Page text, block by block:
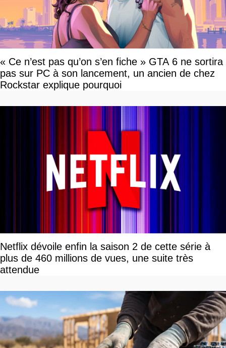
« Ce n’est pas qu’on s’en fiche » GTA 6 ne sortira
pas sur PC à son lancement, un ancien de chez
Rockstar explique pourquoi
Netflix dévoile enfin la saison 2 de cette série à
plus de 460 millions de vues, une suite très
attendue